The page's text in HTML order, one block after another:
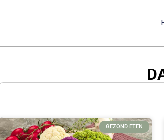
GEZOND ETEN